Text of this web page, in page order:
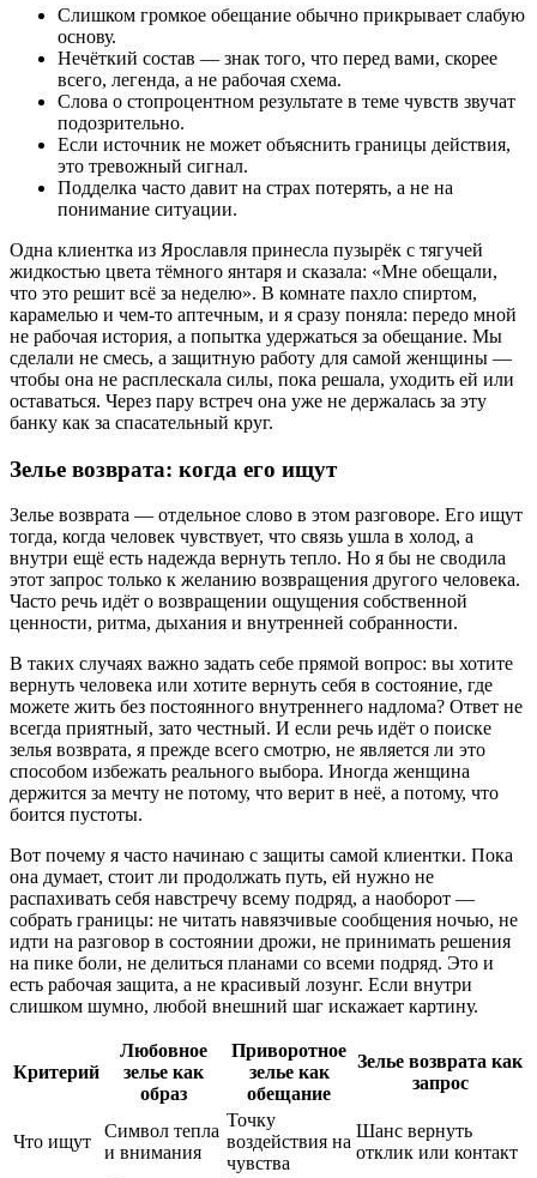
Слишком громкое обещание обычно прикрывает слабую
основу.
Нечёткий состав — знак того, что перед вами, скорее
всего, легенда, а не рабочая схема.
Слова о стопроцентном результате в теме чувств звучат
подозрительно.
Если источник не может объяснить границы действия,
это тревожный сигнал.
Подделка часто давит на страх потерять, а не на
понимание ситуации.
Одна клиентка из Ярославля принесла пузырёк с тягучей
жидкостью цвета тёмного янтаря и сказала: «Мне обещали,
что это решит всё за неделю». В комнате пахло спиртом,
карамелью и чем-то аптечным, и я сразу поняла: передо мной
не рабочая история, а попытка удержаться за обещание. Мы
сделали не смесь, а защитную работу для самой женщины —
чтобы она не расплескала силы, пока решала, уходить ей или
оставаться. Через пару встреч она уже не держалась за эту
банку как за спасательный круг.
Зелье возврата: когда его ищут
Зелье возврата — отдельное слово в этом разговоре. Его ищут
тогда, когда человек чувствует, что связь ушла в холод, а
внутри ещё есть надежда вернуть тепло. Но я бы не сводила
этот запрос только к желанию возвращения другого человека.
Часто речь идёт о возвращении ощущения собственной
ценности, ритма, дыхания и внутренней собранности.
В таких случаях важно задать себе прямой вопрос: вы хотите
вернуть человека или хотите вернуть себя в состояние, где
можете жить без постоянного внутреннего надлома? Ответ не
всегда приятный, зато честный. И если речь идёт о поиске
зелья возврата, я прежде всего смотрю, не является ли это
способом избежать реального выбора. Иногда женщина
держится за мечту не потому, что верит в неё, а потому, что
боится пустоты.
Вот почему я часто начинаю с защиты самой клиентки. Пока
она думает, стоит ли продолжать путь, ей нужно не
распахивать себя навстречу всему подряд, а наоборот —
собрать границы: не читать навязчивые сообщения ночью, не
идти на разговор в состоянии дрожи, не принимать решения
на пике боли, не делиться планами со всеми подряд. Это и
есть рабочая защита, а не красивый лозунг. Если внутри
слишком шумно, любой внешний шаг искажает картину.
Критерий
Любовное
зелье как
образ
Приворотное
зелье как
обещание
Зелье возврата как
запрос
Что ищут
Символ тепла
и внимания
Точку
воздействия на
чувства
Шанс вернуть
отклик или контакт